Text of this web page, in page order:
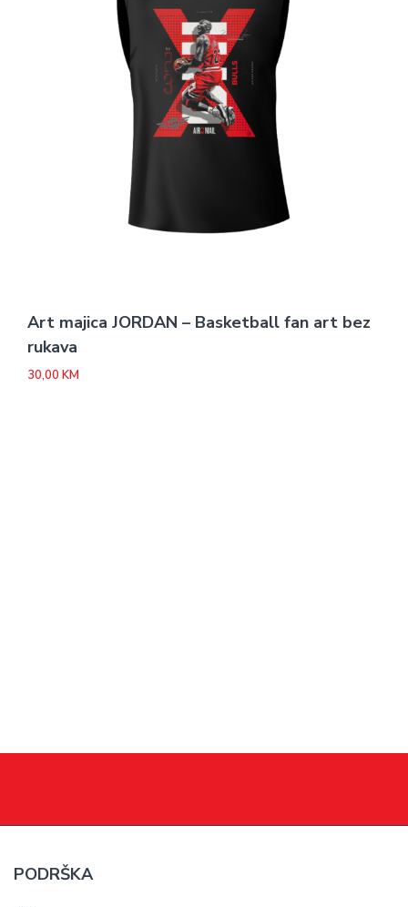
Art majica JORDAN – Basketball fan art bez
rukava
30,00 KM
PODRŠKA